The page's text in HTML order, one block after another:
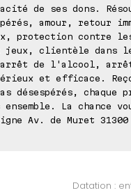
de ses dons. Résout
amour, retour
protection contre les
jeux, clientèle dans le
arrêt de l'alcool,
et efficace.
désespérés,
ensemble. La chance
Av. de Muret 31300
Datation :